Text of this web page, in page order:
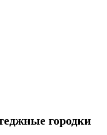
городки